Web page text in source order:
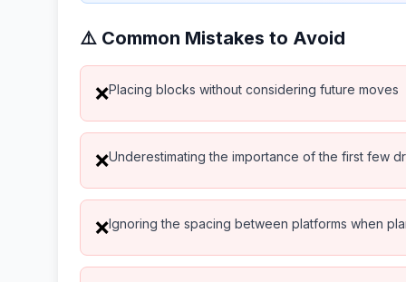
⚠️ Common Mistakes to Avoid
❌Placing blocks without considering future moves
❌Underestimating the importance of the first few
❌Ignoring the spacing between platforms when